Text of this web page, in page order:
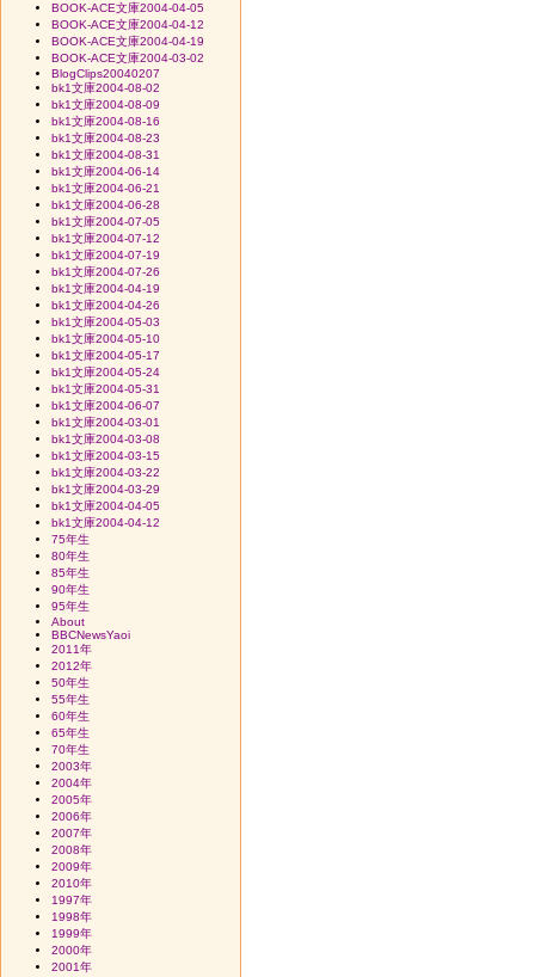
BOOK-ACE文庫2004-04-05
BOOK-ACE文庫2004-04-12
BOOK-ACE文庫2004-04-19
BOOK-ACE文庫2004-03-02
BlogClips20040207
bk1文庫2004-08-02
bk1文庫2004-08-09
bk1文庫2004-08-16
bk1文庫2004-08-23
bk1文庫2004-08-31
bk1文庫2004-06-14
bk1文庫2004-06-21
bk1文庫2004-06-28
bk1文庫2004-07-05
bk1文庫2004-07-12
bk1文庫2004-07-19
bk1文庫2004-07-26
bk1文庫2004-04-19
bk1文庫2004-04-26
bk1文庫2004-05-03
bk1文庫2004-05-10
bk1文庫2004-05-17
bk1文庫2004-05-24
bk1文庫2004-05-31
bk1文庫2004-06-07
bk1文庫2004-03-01
bk1文庫2004-03-08
bk1文庫2004-03-15
bk1文庫2004-03-22
bk1文庫2004-03-29
bk1文庫2004-04-05
bk1文庫2004-04-12
75年生
80年生
85年生
90年生
95年生
About
BBCNewsYaoi
2011年
2012年
50年生
55年生
60年生
65年生
70年生
2003年
2004年
2005年
2006年
2007年
2008年
2009年
2010年
1997年
1998年
1999年
2000年
2001年